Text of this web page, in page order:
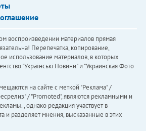
воспроизведении материалов прямая
Перепечатка, копирование,
использование материалов, в которых
"Українськi Новини" и "Украинская Фото
на сайте с меткой "Реклама" /
/ "Promoted", являются рекламными и
, однако редакция участвует в
и разделяет мнения, высказанные в этих